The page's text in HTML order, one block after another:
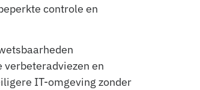
controle en
en
IT-omgeving zonder